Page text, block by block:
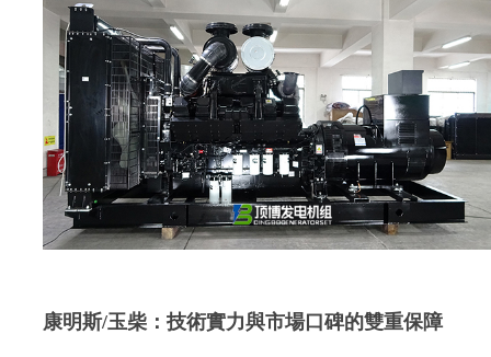
康明斯/玉柴：技術實力與市場口碑的雙重保障